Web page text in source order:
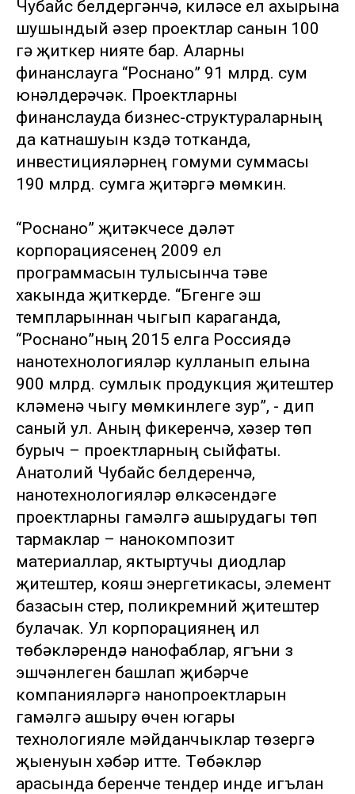
Чубайс белдергәнчә, киләсе ел ахырына
шушындый әзер проектлар санын 100
гә җиткерү нияте бар. Аларны
финанслауга “Роснано” 91 млрд. сум
юнәлдерәчәк. Проектларны
финанслауда бизнес-структураларның
да катнашуын күздә тотканда,
инвестицияләрнең гомуми суммасы
190 млрд. сумга җитәргә мөмкин.
“Роснано” җитәкчесе дәүләт
корпорациясенең 2009 ел
программасын тулысынча үтәве
хакында җиткерде. “Бүгенге эш
темпларыннан чыгып караганда,
“Роснано”ның 2015 елга Россиядә
нанотехнологияләр кулланып елына
900 млрд. сумлык продукция җитештерү
күләменә чыгу мөмкинлеге зур”, - дип
саный ул. Аның фикеренчә, хәзер төп
бурыч – проектларның сыйфаты.
Анатолий Чубайс белдерүенчә,
нанотехнологияләр өлкәсендәге
проектларны гамәлгә ашырудагы төп
тармаклар – нанокомпозит
материаллар, яктыртучы диодлар
җитештерү, кояш энергетикасы, элемент
базасын үстерү, поликремний җитештерү
булачак. Ул корпорациянең ил
төбәкләрендә нанофаблар, ягъни үз
эшчәнлеген башлап җибәрүче
компанияләргә нанопроектларын
гамәлгә ашыру өчен югары
технологияле мәйданчыклар төзергә
җыенуын хәбәр итте. Төбәкләр
арасында беренче тендер инде игълан